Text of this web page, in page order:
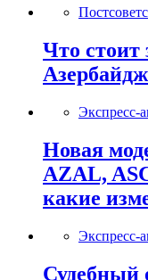
Что
Экспресс-
Новая
AZAL,
какие
Экспресс-
Судебный